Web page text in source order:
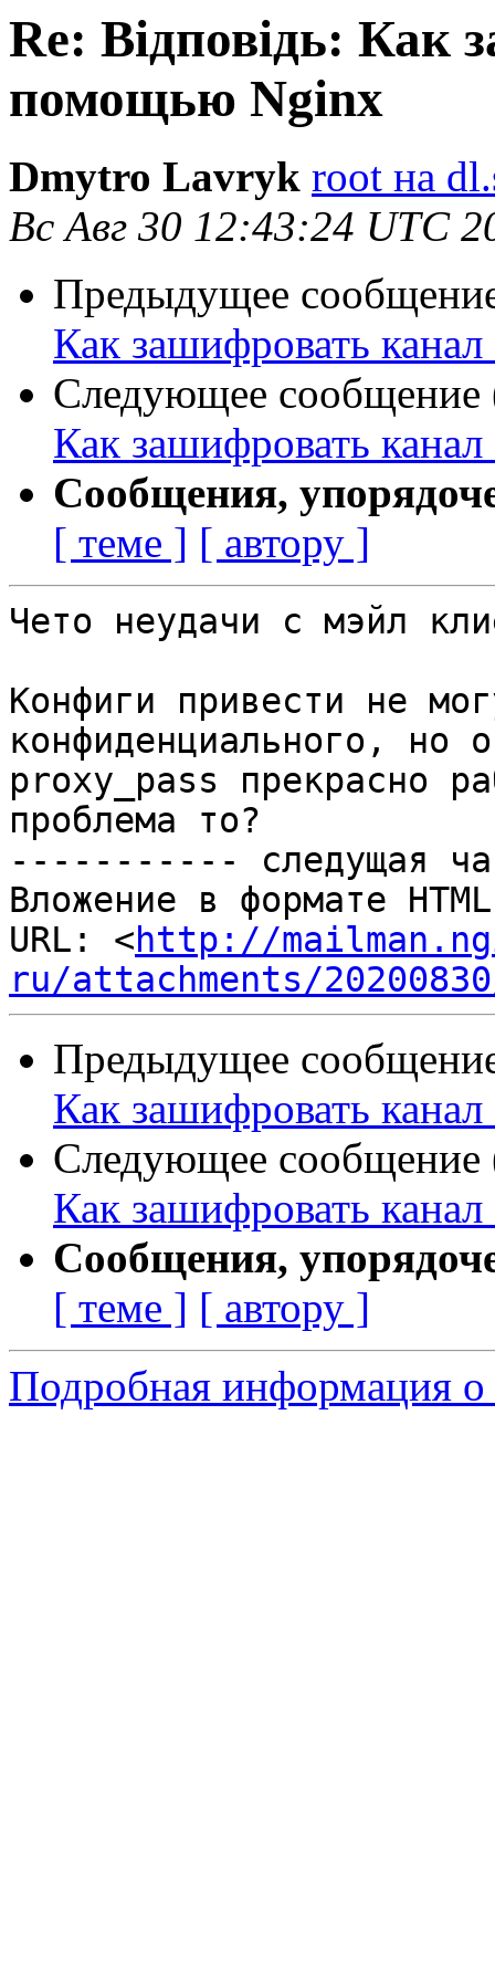
Re: Відповідь: Как
помощью Nginx
Dmytro Lavryk root на
Вс Авг 30 12:43:24 UTC
Предыдущее
Как зашифровать
Следующее сообщение
Как зашифровать
Сообщения,
[ теме ] [ автору ]
Чето неудачи с мэйл
Конфиги привести не
конфиденциального, но
proxy_pass прекрасно
проблема то?
----------- следущая
Вложение в формате
URL: <http://
ru/attachments/
Предыдущее
Как зашифровать
Следующее сообщение
Как зашифровать
Сообщения,
[ теме ] [ автору ]
Подробная информация